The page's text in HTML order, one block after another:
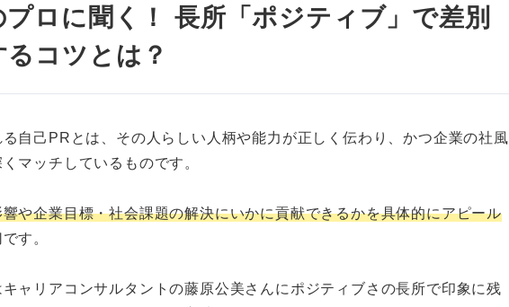
プロに聞く！ 長所「ポジティブ」で差別
コツとは？
自己PRとは、その人らしい人柄や能力が正しく伝わり、かつ企業の社風
マッチしているものです。
や企業目標・社会課題の解決にいかに貢献できるかを具体的にアピール
す。
ャリアコンサルタントの藤原公美さんにポジティブさの長所で印象に残